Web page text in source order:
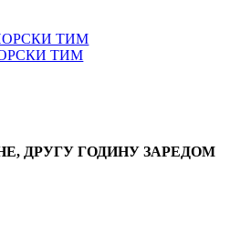
ТИМ
ТИМ
ДРУГУ ГОДИНУ ЗАРЕДОМ